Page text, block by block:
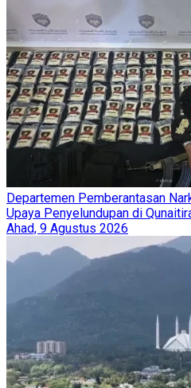
Departemen Pemberantasan
Upaya Penyelundupan di
Ahad, 9 Agustus 2026